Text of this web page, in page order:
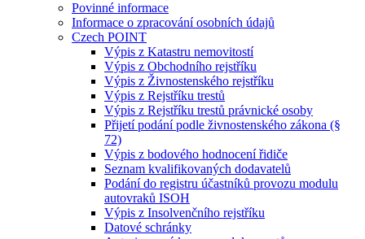
Povinné informace
Informace o zpracování osobních údajů
Czech POINT
Výpis z Katastru nemovitostí
Výpis z Obchodního rejstříku
Výpis z Živnostenského rejstříku
Výpis z Rejstříku trestů
Výpis z Rejstříku trestů právnické osoby
Přijetí podání podle živnostenského zákona (§
72)
Výpis z bodového hodnocení řidiče
Seznam kvalifikovaných dodavatelů
Podání do registru účastníků provozu modulu
autovraků ISOH
Výpis z Insolvenčního rejstříku
Datové schránky